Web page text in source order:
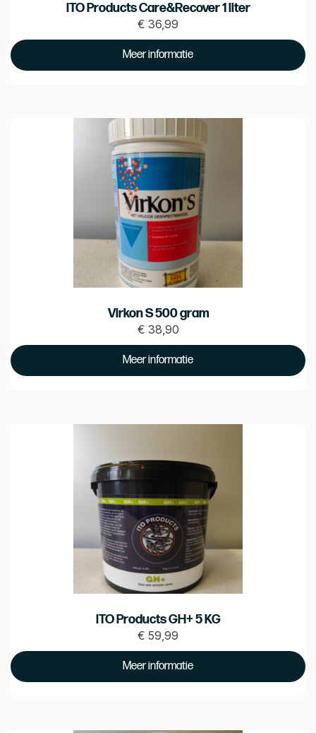
ITO Products Care&Recover 1 liter
€ 36,99
Prijs
€
Meer informatie
Virkon S 500 gram
€ 38,90
Prijs €
Meer informatie
ITO Products GH+ 5 KG
€ 59,99
Prijs
€
Meer informatie